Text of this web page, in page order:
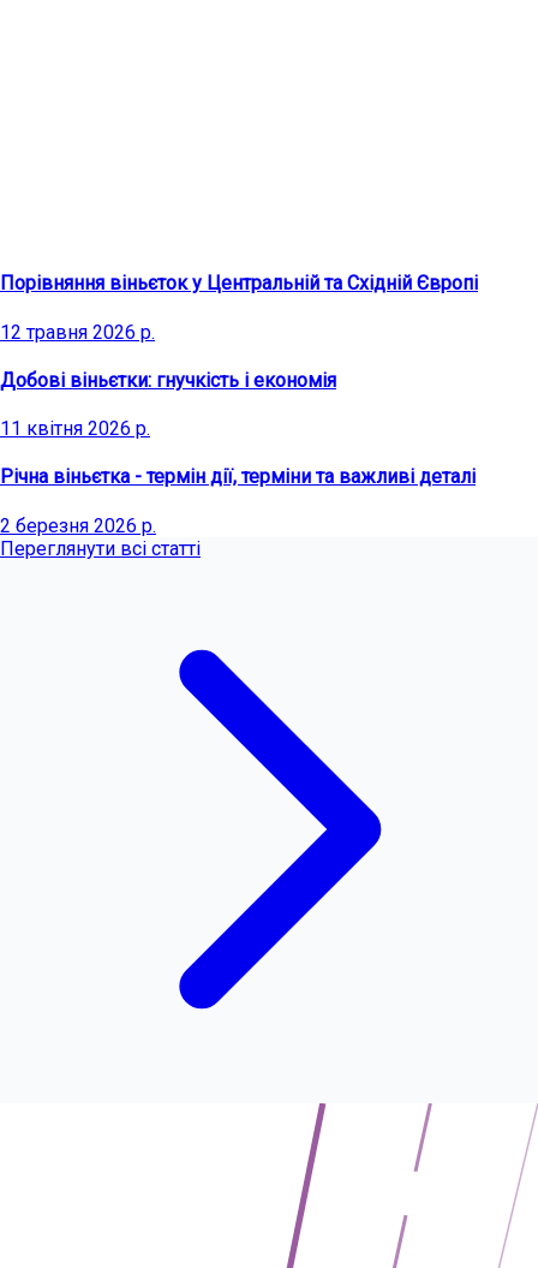
Порівняння віньєток у Центральній та Східній Європі
12 травня 2026 р.
Добові віньєтки: гнучкість і економія
11 квітня 2026 р.
Річна віньєтка - термін дії, терміни та важливі деталі
2 березня 2026 р.
Переглянути всі статті